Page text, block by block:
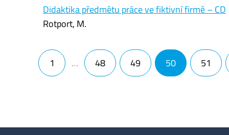
Didaktika předmětu práce ve fiktivní firmě – CD
Rotport, M.
Navigace pro příspěvky
1 … 48 49 50 51